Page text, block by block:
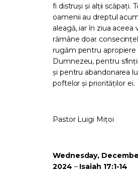
fi distruși și alții scăpați.
oamenii au dreptul
aleagă, iar în ziua aceea
rămâne doar
rugăm pentru apropiere
Dumnezeu, pentru
și pentru abandonarea
poftelor și priorităților ei.
Pastor Luigi Mițoi
Wednesday,
2024 – Isaiah 17:1-14